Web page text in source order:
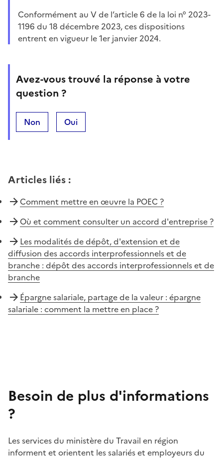
Conformément au V de l’article 6 de la loi n° 2023-
1196 du 18 décembre 2023, ces dispositions
entrent en vigueur le 1er janvier 2024.
Avez-vous trouvé la réponse à votre
question ?
Non Oui
Articles liés :
Comment mettre en œuvre la POEC ?
Où et comment consulter un accord d'entreprise ?
Les modalités de dépôt, d'extension et de
diffusion des accords interprofessionnels et de
branche : dépôt des accords interprofessionnels et de
branche
Épargne salariale, partage de la valeur : épargne
salariale : comment la mettre en place ?
Besoin de plus d'informations
?
Les services du ministère du Travail en région
informent et orientent les salariés et employeurs du